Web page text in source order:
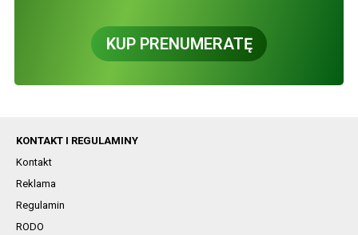
KUP PRENUMERATĘ
KONTAKT I REGULAMINY
Kontakt
Reklama
Regulamin
RODO